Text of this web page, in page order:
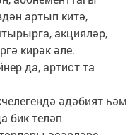
артып китә,
акцияләр,
кирәк әле.
да, артист та
әдәбият һәм
бик теләп